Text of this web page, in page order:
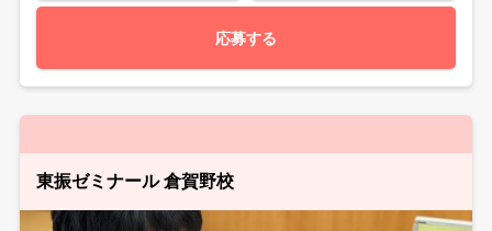
応募する
東振ゼミナール 倉賀野校